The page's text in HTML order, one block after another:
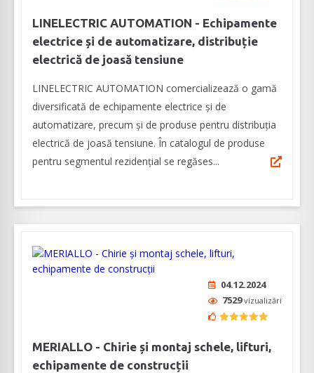
LINELECTRIC AUTOMATION - Echipamente
electrice și de automatizare, distribuție
electrică de joasă tensiune
LINELECTRIC AUTOMATION comercializează o gamă
diversificată de echipamente electrice și de
automatizare, precum și de produse pentru distribuția
electrică de joasă tensiune. În catalogul de produse
pentru segmentul rezidențial se regăses...
04.12.2024
7529vizualizări
MERIALLO - Chirie și montaj schele, lifturi,
echipamente de construcții